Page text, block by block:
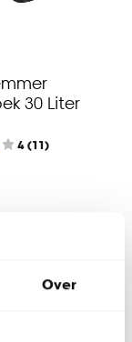
Over
30 Liter
4(11)